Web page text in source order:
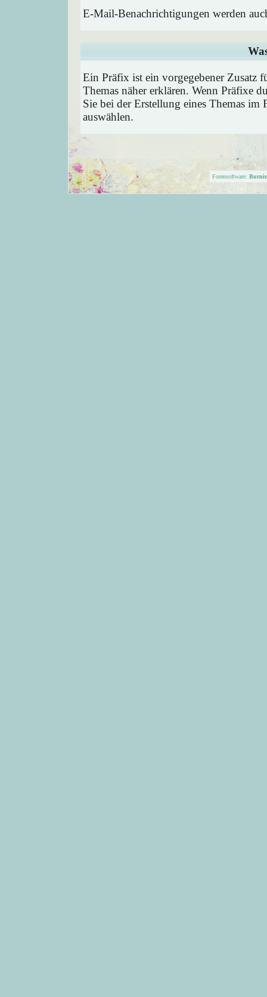
E-Mail-Benachrichtigungen werden
Ein Präfix ist ein vorgegebener Zusatz
Themas näher erklären. Wenn Präfixe
Sie bei der Erstellung eines Themas
auswählen.
Forensoftware: